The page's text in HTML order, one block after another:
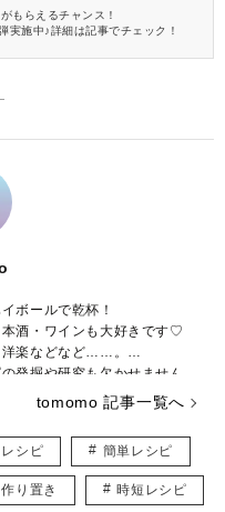
もらえるチャンス！
実施中♪詳細は記事でチェック！
ボールで乾杯！
酒・ワインも大好きです♡
洋楽などなど……。
発掘や研究も欠かせません。
心も満たされるような記事を
tomomo 記事一覧へ
レシピ 簡単レシピ
作り置き 時短レシピ